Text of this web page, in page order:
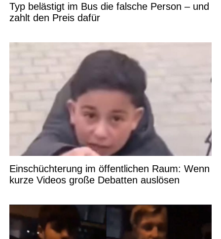
Typ belästigt im Bus die falsche Person – und
zahlt den Preis dafür
Einschüchterung im öffentlichen Raum: Wenn
kurze Videos große Debatten auslösen